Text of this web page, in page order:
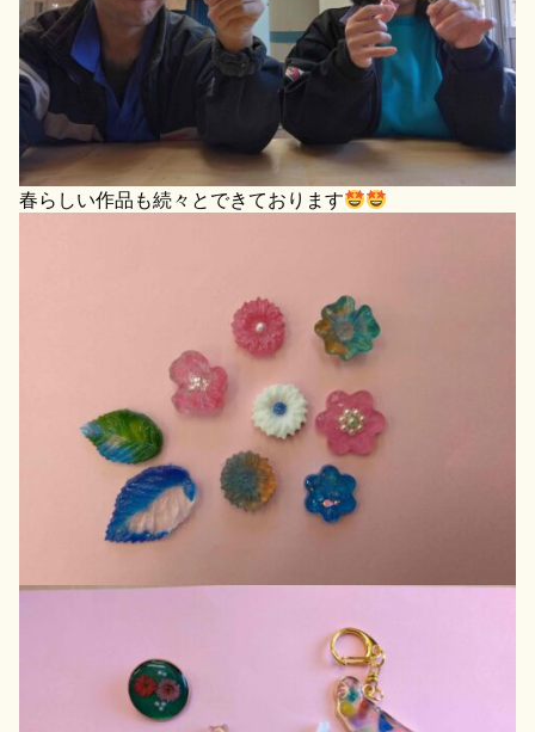
春らしい作品も続々とできております